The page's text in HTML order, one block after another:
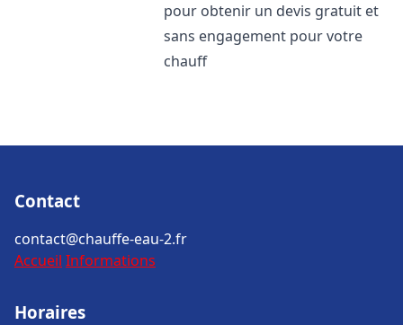
pour obtenir un devis gratuit et
sans engagement pour votre
chauff
Contact
contact@chauffe-eau-2.fr
Accueil Informations
Horaires